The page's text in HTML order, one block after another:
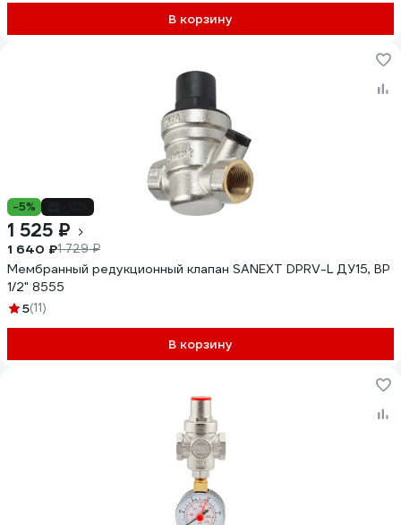
В корзину
-5%
1 525 ₽
1 640 ₽1 729 ₽
Мембранный редукционный клапан SANEXT DPRV-L ДУ15, ВР
1/2" 8555
5(11)
В корзину